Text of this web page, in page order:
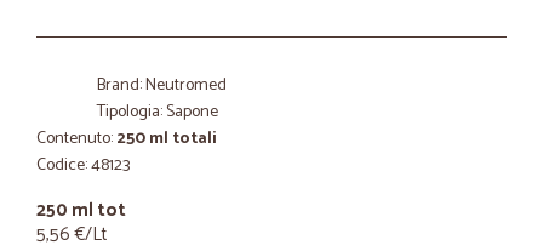
Brand: Neutromed
Tipologia: Sapone
Contenuto:250 ml totali
Codice: 48123
250 ml tot
5,56 €/Lt